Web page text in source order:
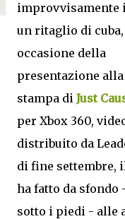
improvvisamente
un ritaglio di
occasione della
presentazione alla
stampa di Just
per Xbox 360,
distribuito da
di fine settembre,
ha fatto da sfondo
sotto i piedi - alle